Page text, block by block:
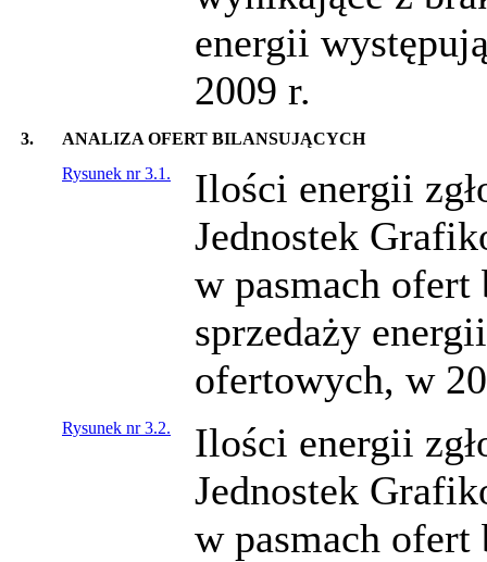
energii
2009 r.
3.
ANALIZA OFERT BILANSUJĄCYCH
Rysunek nr 3.1.
Ilości energii
Jednostek
w pasmach
sprzedaży
ofertowych, w
Rysunek nr 3.2.
Ilości energii
Jednostek
w pasmach